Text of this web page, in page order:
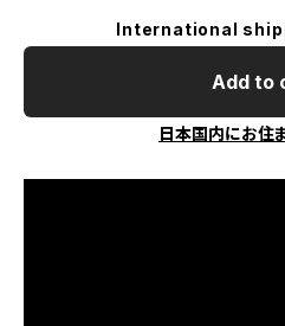
International
Add to
日本国内にお住